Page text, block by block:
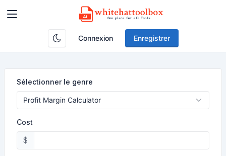
Connexion Enregistrer
Sélectionner le genre
Cost
$